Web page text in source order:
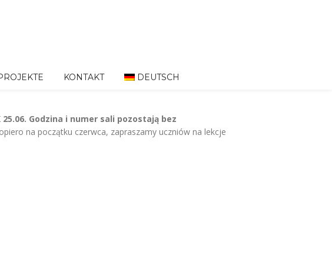
KONTAKT DEUTSCH
25.06. Godzina i numer sali pozostają bez
na początku czerwca, zapraszamy uczniów na lekcje